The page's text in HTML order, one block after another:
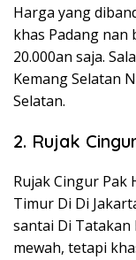
Harga yang
khas Padang nan
20.000an saja.
Kemang Selatan
Selatan.
2. Rujak
Rujak Cingur Pak
Timur Di Di
santai Di Tatakan
mewah, tetapi